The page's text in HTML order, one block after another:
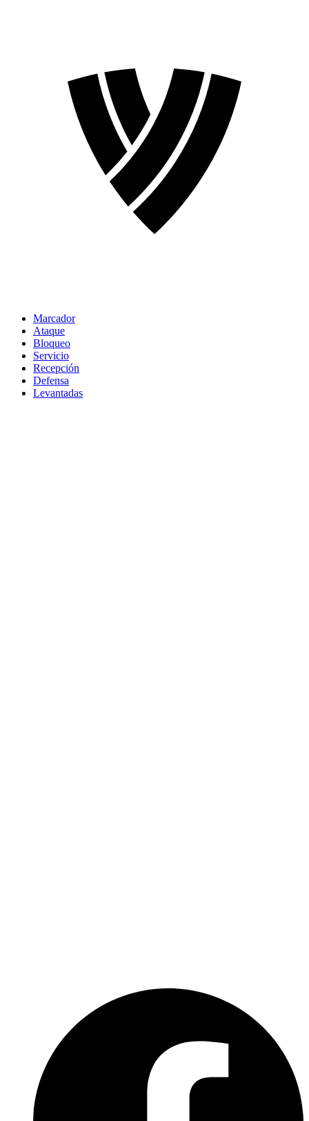
Marcador
Ataque
Bloqueo
Servicio
Recepción
Defensa
Levantadas